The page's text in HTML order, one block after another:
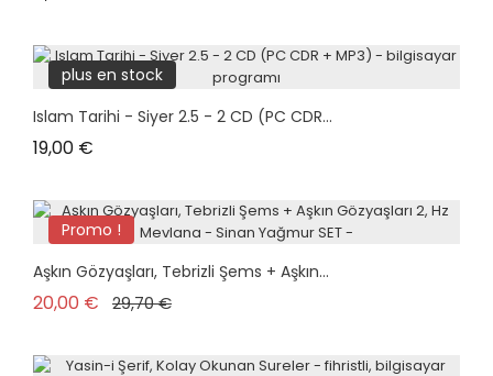
plus en stock
Islam Tarihi - Siyer 2.5 - 2 CD (PC CDR...
19,00 €
Promo !
Pack
plus en stock
Aşkın Gözyaşları, Tebrizli Şems + Aşkın...
20,00 € Prix de base
29,70 €Prix